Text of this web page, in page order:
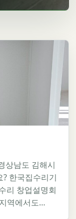
상남도 김해시
한국집수리기
리 창업설명회
역에서도…